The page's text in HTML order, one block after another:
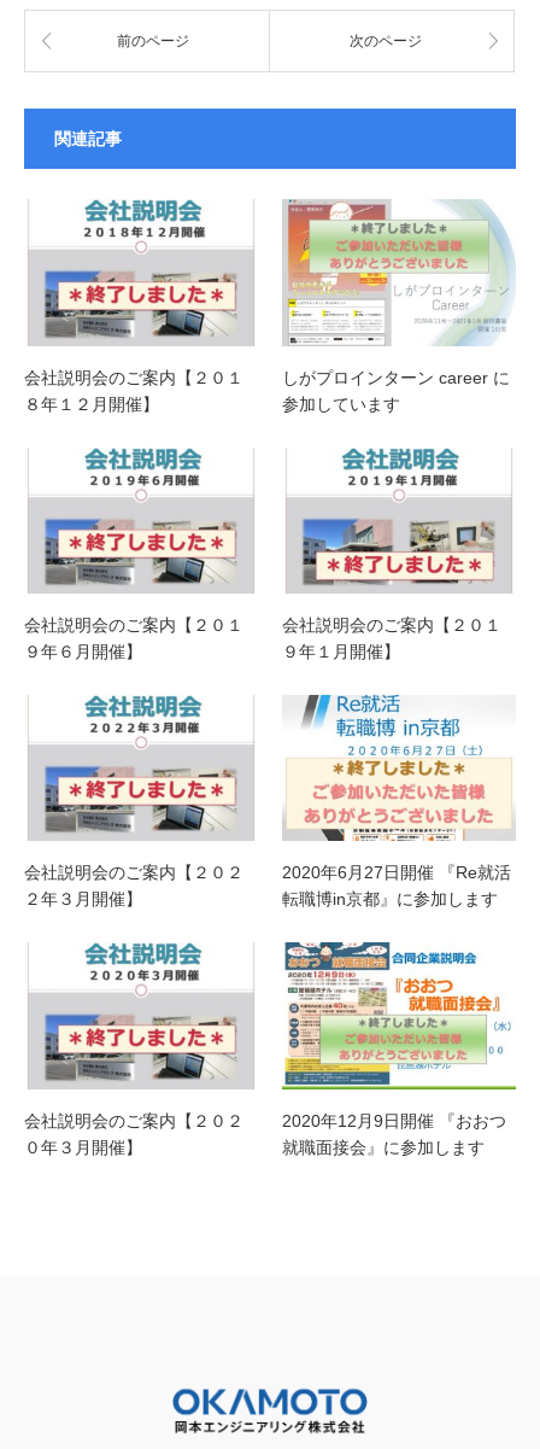
前のページ 次のページ
関連記事
会社説明会のご案内【２０１
８年１２月開催】
しがプロインターン career に
参加しています
会社説明会のご案内【２０１
９年６月開催】
会社説明会のご案内【２０１
９年１月開催】
会社説明会のご案内【２０２
２年３月開催】
2020年6月27日開催 『Re就活
転職博in京都』に参加します
会社説明会のご案内【２０２
０年３月開催】
2020年12月9日開催 『おおつ
就職面接会』に参加します